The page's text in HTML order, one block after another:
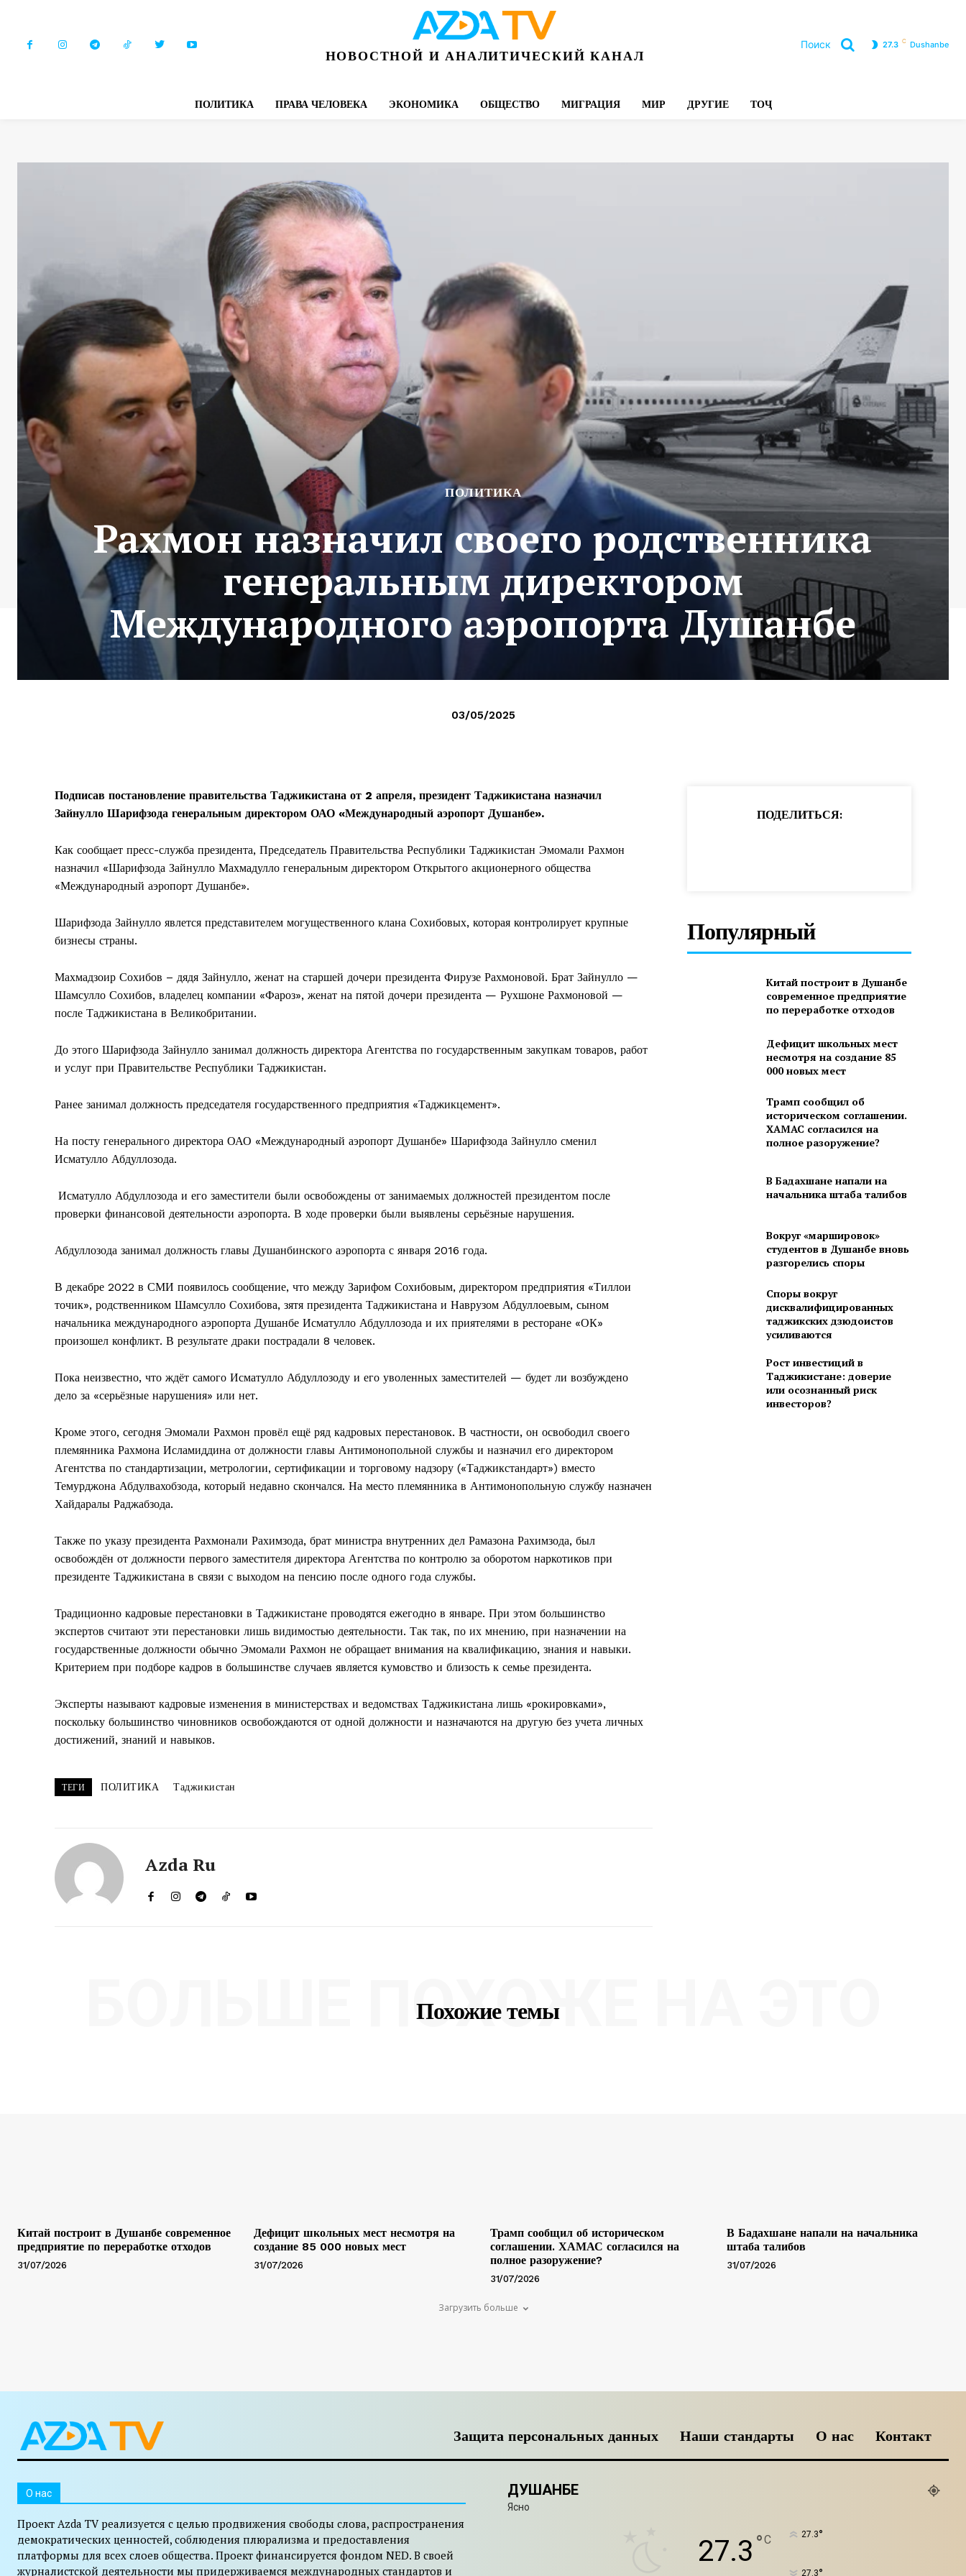
НОВОСТНОЙ И АНАЛИТИЧЕСКИЙ КАНАЛ
Поиск 27.3 C Dushanbe
ПОЛИТИКА ПРАВА ЧЕЛОВЕКА ЭКОНОМИКА ОБЩЕСТВО МИГРАЦИЯ МИР ДРУГИЕ ТОҶ
ПОЛИТИКА
Рахмон назначил своего родственника
генеральным директором
Международного аэропорта Душанбе
03/05/2025
Подписав постановление правительства Таджикистана от 2 апреля, президент Таджикистана назначил
Зайнулло Шарифзода генеральным директором ОАО «Международный аэропорт Душанбе».
Как сообщает пресс-служба президента, Председатель Правительства Республики Таджикистан Эмомали Рахмон
назначил «Шарифзода Зайнулло Махмадулло генеральным директором Открытого акционерного общества
«Международный аэропорт Душанбе».
Шарифзода Зайнулло явлется представителем могущественного клана Сохибовых, которая контролирует крупные
бизнесы страны.
Махмадзоир Сохибов – дядя Зайнулло, женат на старшей дочери президента Фирузе Рахмоновой. Брат Зайнулло —
Шамсулло Сохибов, владелец компании «Фароз», женат на пятой дочери президента — Рухшоне Рахмоновой —
после Таджикистана в Великобритании.
До этого Шарифзода Зайнулло занимал должность директора Агентства по государственным закупкам товаров, работ
и услуг при Правительстве Республики Таджикистан.
Ранее занимал должность председателя государственного предприятия «Таджикцемент».
На посту генерального директора ОАО «Международный аэропорт Душанбе» Шарифзода Зайнулло сменил
Исматулло Абдуллозода.
Исматулло Абдуллозода и его заместители были освобождены от занимаемых должностей президентом после
проверки финансовой деятельности аэропорта. В ходе проверки были выявлены серьёзные нарушения.
Абдуллозода занимал должность главы Душанбинского аэропорта с января 2016 года.
В декабре 2022 в СМИ появилось сообщение, что между Зарифом Сохибовым, директором предприятия «Тиллои
точик», родственником Шамсулло Сохибова, зятя президента Таджикистана и Наврузом Абдуллоевым, сыном
начальника международного аэропорта Душанбе Исматулло Абдуллозода и их приятелями в ресторане «ОК»
произошел конфликт. В результате драки пострадали 8 человек.
Пока неизвестно, что ждёт самого Исматулло Абдуллозоду и его уволенных заместителей — будет ли возбуждено
дело за «серьёзные нарушения» или нет.
Кроме этого, сегодня Эмомали Рахмон провёл ещё ряд кадровых перестановок. В частности, он освободил своего
племянника Рахмона Исламиддина от должности главы Антимонопольной службы и назначил его директором
Агентства по стандартизации, метрологии, сертификации и торговому надзору («Таджикстандарт») вместо
Темурджона Абдулвахобзода, который недавно скончался. На место племянника в Антимонопольную службу назначен
Хайдаралы Раджабзода.
Также по указу президента Рахмонали Рахимзода, брат министра внутренних дел Рамазона Рахимзода, был
освобождён от должности первого заместителя директора Агентства по контролю за оборотом наркотиков при
президенте Таджикистана в связи с выходом на пенсию после одного года службы.
Традиционно кадровые перестановки в Таджикистане проводятся ежегодно в январе. При этом большинство
экспертов считают эти перестановки лишь видимостью деятельности. Так так, по их мнению, при назначении на
государственные должности обычно Эмомали Рахмон не обращает внимания на квалификацию, знания и навыки.
Критерием при подборе кадров в большинстве случаев является кумовство и близость к семье президента.
Эксперты называют кадровые изменения в министерствах и ведомствах Таджикистана лишь «рокировками»,
поскольку большинство чиновников освобождаются от одной должности и назначаются на другую без учета личных
достижений, знаний и навыков.
ТЕГИ ПОЛИТИКА Таджикистан
Azda Ru
ПОДЕЛИТЬСЯ:
Популярный
Китай построит в Душанбе
современное предприятие
по переработке отходов
Дефицит школьных мест
несмотря на создание 85
000 новых мест
Трамп сообщил об
историческом соглашении.
ХАМАС согласился на
полное разоружение?
В Бадахшане напали на
начальника штаба талибов
Вокруг «маршировок»
студентов в Душанбе вновь
разгорелись споры
Споры вокруг
дисквалифицированных
таджикских дзюдоистов
усиливаются
Рост инвестиций в
Таджикистане: доверие
или осознанный риск
инвесторов?
Похожие темы
БОЛЬШЕ ПОХОЖЕ НА ЭТО
Китай построит в Душанбе современное
предприятие по переработке отходов
31/07/2026
Дефицит школьных мест несмотря на
создание 85 000 новых мест
31/07/2026
Трамп сообщил об историческом
соглашении. ХАМАС согласился на
полное разоружение?
31/07/2026
В Бадахшане напали на начальника
штаба талибов
31/07/2026
Загрузить больше
Защита персональных данных Наши стандарты О нас Контакт
O нас
Проект Azda TV реализуется с целью продвижения свободы слова, распространения
демократических ценностей, соблюдения плюрализма и предоставления
платформы для всех слоев общества. Проект финансируется фондом NED. В своей
журналистской деятельности мы придерживаемся международных стандартов и
ДУШАНБЕ
Ясно
27.3 °C 27.3°
27.3